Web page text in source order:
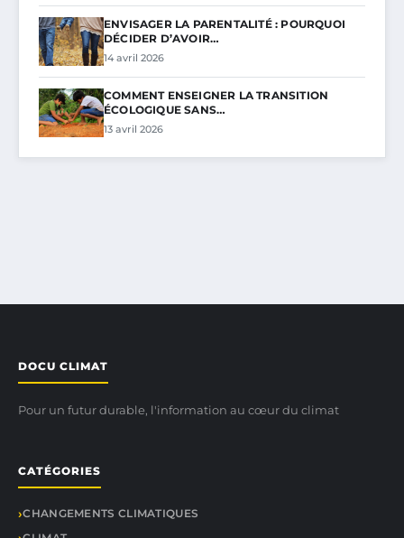
ENVISAGER LA PARENTALITÉ : POURQUOI
DÉCIDER D’AVOIR…
14 avril 2026
COMMENT ENSEIGNER LA TRANSITION
ÉCOLOGIQUE SANS…
13 avril 2026
DOCU CLIMAT
Pour un futur durable, l'information au cœur du climat
CATÉGORIES
CHANGEMENTS CLIMATIQUES